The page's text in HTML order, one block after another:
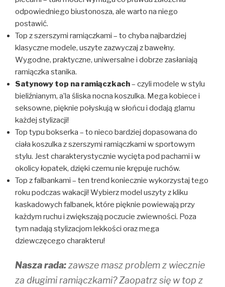
odpowiedniego biustonosza, ale warto na niego
postawić.
Top z szerszymi ramiączkami – to chyba najbardziej
klasyczne modele, uszyte zazwyczaj z bawełny.
Wygodne, praktyczne, uniwersalne i dobrze zasłaniają
ramiączka stanika.
Satynowy top na ramiączkach– czyli modele w stylu
bieliźnianym, a’la śliska nocna koszulka. Mega kobiece i
seksowne, pięknie połyskują w słońcu i dodają glamu
każdej stylizacji!
Top typu bokserka – to nieco bardziej dopasowana do
ciała koszulka z szerszymi ramiączkami w sportowym
stylu. Jest charakterystycznie wycięta pod pachami i w
okolicy łopatek, dzięki czemu nie krępuje ruchów.
Top z falbankami – ten trend koniecznie wykorzystaj tego
roku podczas wakacji! Wybierz model uszyty z kliku
kaskadowych falbanek, które pięknie powiewają przy
każdym ruchu i zwiększają poczucie zwiewności. Poza
tym nadają stylizacjom lekkości oraz mega
dziewczęcego charakteru!
Nasza rada:zawsze masz problem z wiecznie
za długimi ramiączkami? Zaopatrz się w top z